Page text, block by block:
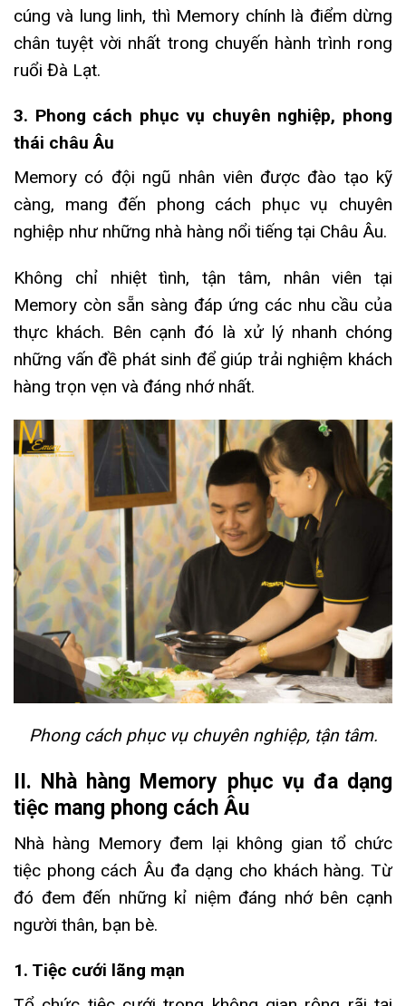
cúng và lung linh, thì Memory chính là điểm dừng
chân tuyệt vời nhất trong chuyến hành trình rong
ruổi Đà Lạt.
3. Phong cách phục vụ chuyên nghiệp, phong
thái châu Âu
Memory có đội ngũ nhân viên được đào tạo kỹ
càng, mang đến phong cách phục vụ chuyên
nghiệp như những nhà hàng nổi tiếng tại Châu Âu.
Không chỉ nhiệt tình, tận tâm, nhân viên tại
Memory còn sẵn sàng đáp ứng các nhu cầu của
thực khách. Bên cạnh đó là xử lý nhanh chóng
những vấn đề phát sinh để giúp trải nghiệm khách
hàng trọn vẹn và đáng nhớ nhất.
Phong cách phục vụ chuyên nghiệp, tận tâm.
II. Nhà hàng Memory phục vụ đa dạng
tiệc mang phong cách Âu
Nhà hàng Memory đem lại không gian tổ chức
tiệc phong cách Âu đa dạng cho khách hàng. Từ
đó đem đến những kỉ niệm đáng nhớ bên cạnh
người thân, bạn bè.
1. Tiệc cưới lãng mạn